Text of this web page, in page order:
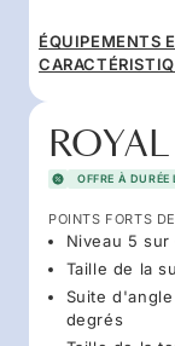
ÉQUIPEMENTS
OFFRE À DURÉE
POINTS FORTS
Niveau 5 sur
Taille de la
Suite
degrés